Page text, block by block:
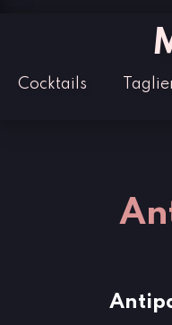
Cocktails